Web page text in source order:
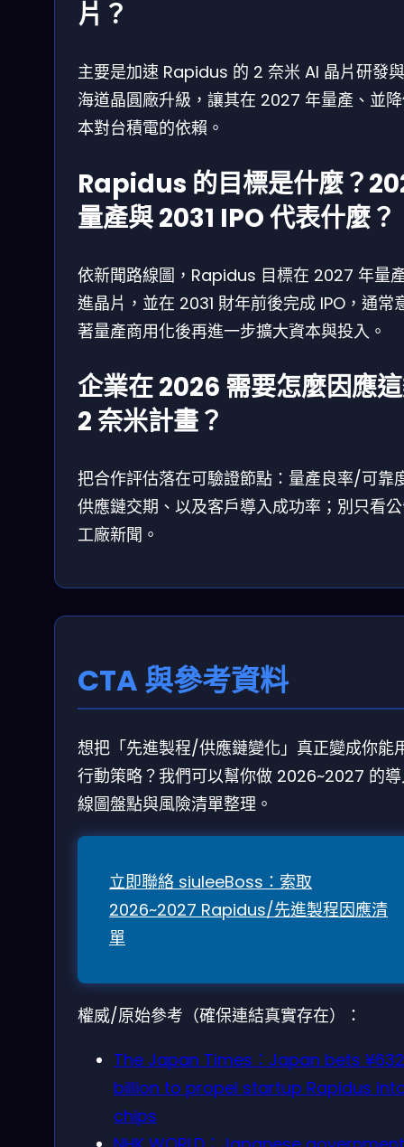
片？
主要是加速 Rapidus 的 2 奈米 AI 晶片研發
海道晶圓廠升級，讓其在 2027 年量產、並
本對台積電的依賴。
Rapidus 的目標是什麼？
量產與 2031 IPO 代表什麼？
依新聞路線圖，Rapidus 目標在 2027 年量
進晶片，並在 2031 財年前後完成 IPO，通常
著量產商用化後再進一步擴大資本與投入。
企業在 2026 需要怎麼因應
2 奈米計畫？
把合作評估落在可驗證節點：量產良率/可靠
供應鏈交期、以及客戶導入成功率；別只看
工廠新聞。
CTA 與參考資料
想把「先進製程/供應鏈變化」真正變成你能
行動策略？我們可以幫你做 2026~2027 的
線圖盤點與風險清單整理。
立即聯絡 siuleeBoss：索取
2026~2027 Rapidus/先進製程因應清
單
權威/原始參考（確保連結真實存在）：
The Japan Times：Japan bets ¥632
billion to propel startup Rapidus
chips